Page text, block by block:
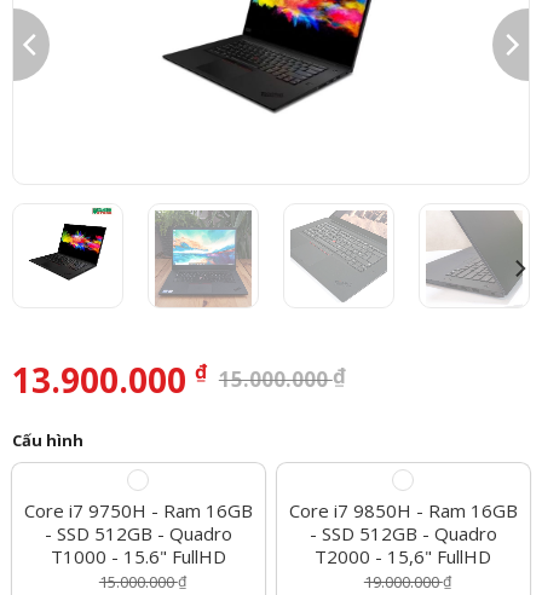
13.900.000 ₫ 15.000.000₫
Cấu hình
Core i7 9750H - Ram 16GB
- SSD 512GB - Quadro
T1000 - 15.6" FullHD
15.000.000₫
Core i7 9850H - Ram 16GB
- SSD 512GB - Quadro
T2000 - 15,6" FullHD
19.000.000₫